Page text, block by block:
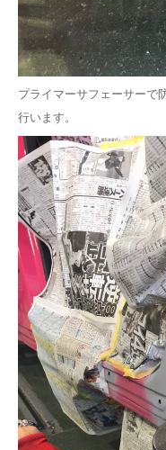
プライマーサフェーサーで
行います。